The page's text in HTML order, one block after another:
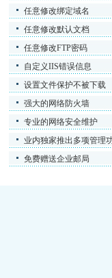
任意修改绑定域名
任意修改默认文档
任意修改FTP密码
自定义IIS错误信息
设置文件保护不被下载
强大的网络防火墙
专业的网络安全维护
业内独家推出多项管理
免费赠送企业邮局